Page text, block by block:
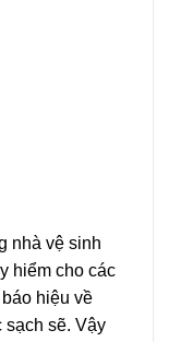
nhà vệ sinh
hiểm cho các
hiệu về
sạch sẽ. Vậy